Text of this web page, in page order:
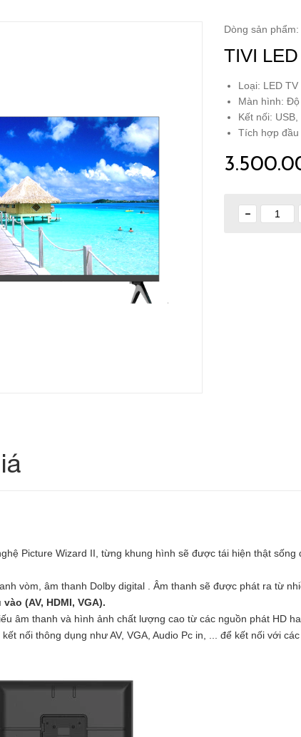
Dòng sản phẩm:
TIVI
Loại: LED TV
Màn hình:
Kết nối:
Tích hợp đầu
Picture Wizard II, từng khung hình sẽ được tái hiện thật sống
vòm, âm thanh Dolby digital . Âm thanh sẽ được phát ra từ
(AV, HDMI, VGA).
âm thanh và hình ảnh chất lượng cao từ các nguồn phát HD
nối thông dụng như AV, VGA, Audio Pc in, ... để kết nối với